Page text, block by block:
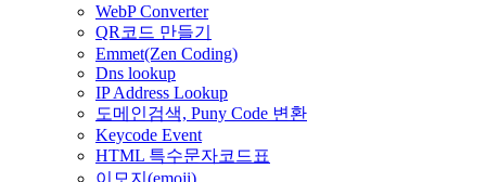
WebP Converter
QR코드 만들기
Emmet(Zen Coding)
Dns lookup
IP Address Lookup
도메인검색, Puny Code 변환
Keycode Event
HTML 특수문자코드표
이모지(emoji)